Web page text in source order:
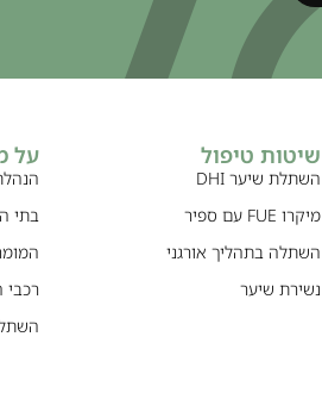
שיטות טיפול
השתלת שיער DHI
מיקרו FUE עם ספיר
השתלה בתהליך אורגני
נשירת שיער
על
בתי
רכבי